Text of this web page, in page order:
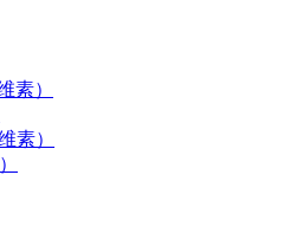
素）
素）